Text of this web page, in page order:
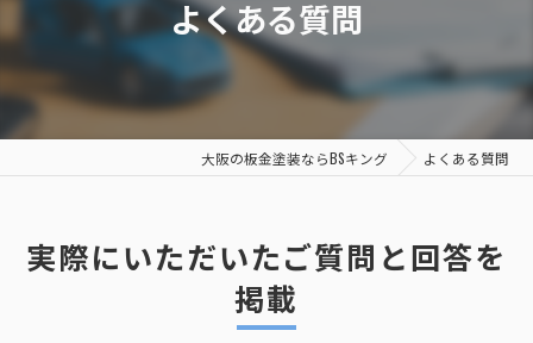
よくある質問
大阪の板金塗装ならBSキング よくある質問
実際にいただいたご質問と回答を
掲載